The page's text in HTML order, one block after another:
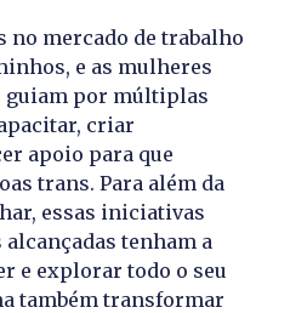
no mercado de trabalho
e as mulheres
guiam por múltiplas
criar
apoio para que
trans. Para além da
essas iniciativas
alcançadas tenham a
e explorar todo o seu
também transformar